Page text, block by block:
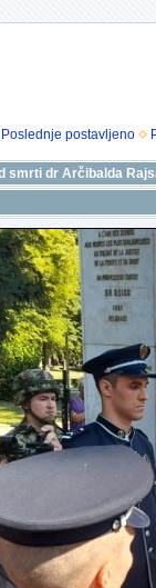
Poslednje postavljeno
smrti dr Arčibalda